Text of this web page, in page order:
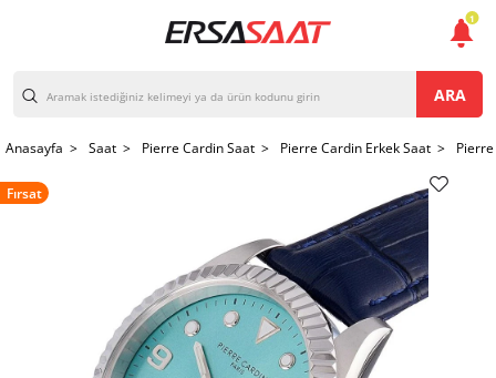
ARA
Anasayfa > Saat > Pierre Cardin Saat > Pierre Cardin Erkek Saat >
Fırsat
1